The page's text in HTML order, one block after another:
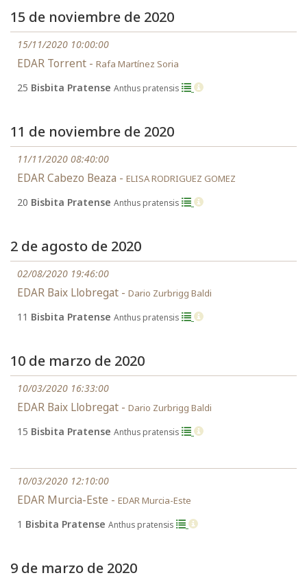
15 de noviembre de 2020
15/11/2020 10:00:00
EDAR Torrent - Rafa Martínez Soria
25 Bisbita Pratense Anthus pratensis
11 de noviembre de 2020
11/11/2020 08:40:00
EDAR Cabezo Beaza - ELISA RODRIGUEZ GOMEZ
20 Bisbita Pratense Anthus pratensis
2 de agosto de 2020
02/08/2020 19:46:00
EDAR Baix Llobregat - Dario Zurbrigg Baldi
11 Bisbita Pratense Anthus pratensis
10 de marzo de 2020
10/03/2020 16:33:00
EDAR Baix Llobregat - Dario Zurbrigg Baldi
15 Bisbita Pratense Anthus pratensis
10/03/2020 12:10:00
EDAR Murcia-Este - EDAR Murcia-Este
1 Bisbita Pratense Anthus pratensis
9 de marzo de 2020